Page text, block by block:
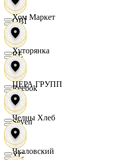
OBI
RE
Reebok
Seven
XC
Хом Маркет
Хуторянка
ЦЕРА ГРУПП
Челны Хлеб
Чкаловский